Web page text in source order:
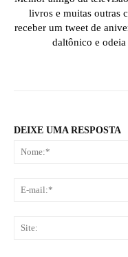
livros e muitas outras
receber um tweet de
daltônico e
DEIXE UMA RESPOSTA